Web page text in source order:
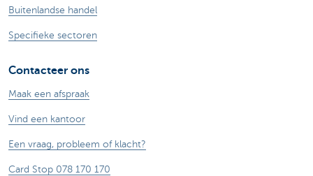
Buitenlandse handel
Specifieke sectoren
Contacteer ons
Maak een afspraak
Vind een kantoor
Een vraag, probleem of klacht?
Card Stop 078 170 170